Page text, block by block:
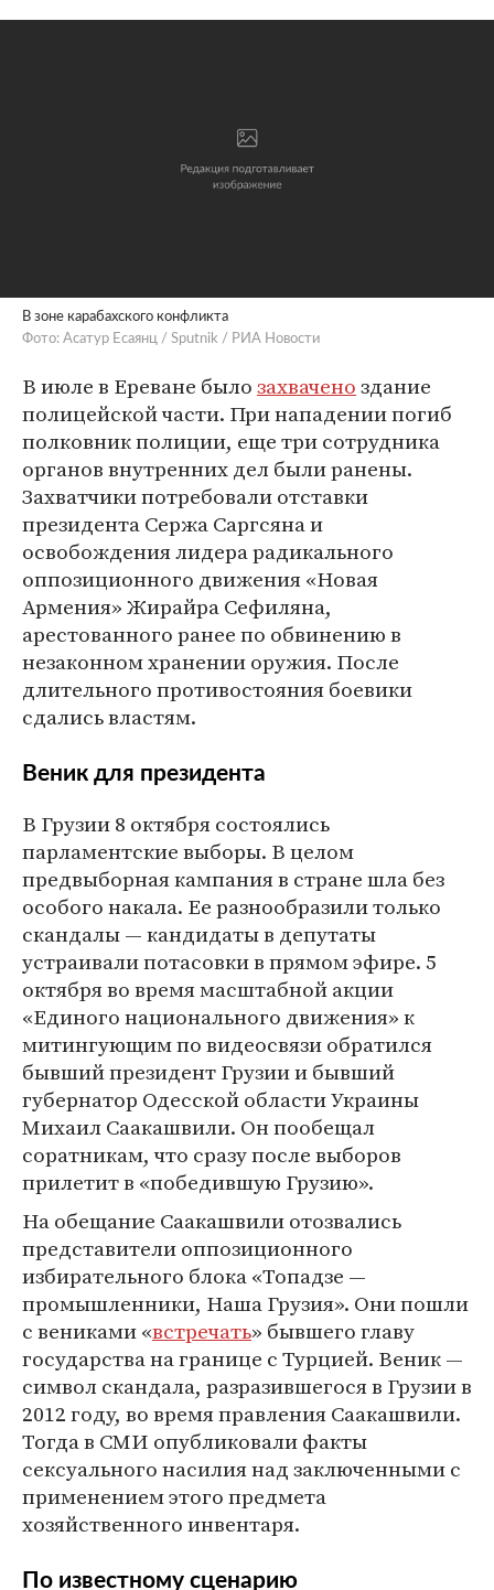
В зоне карабахского конфликта
Фото: Асатур Есаянц / Sputnik / РИА Новости
В июле в Ереване былозахваченоздание
полицейской части. При нападении погиб
полковник полиции, еще три сотрудника
органов внутренних дел были ранены.
Захватчики потребовали отставки
президента Сержа Саргсяна и
освобождения лидера радикального
оппозиционного движения «Новая
Армения» Жирайра Сефиляна,
арестованного ранее по обвинению в
незаконном хранении оружия. После
длительного противостояния боевики
сдались властям.
Веник для президента
В Грузии 8 октября состоялись
парламентские выборы. В целом
предвыборная кампания в стране шла без
особого накала. Ее разнообразили только
скандалы — кандидаты в депутаты
устраивали потасовки в прямом эфире. 5
октября во время масштабной акции
«Единого национального движения» к
митингующим по видеосвязи обратился
бывший президент Грузии и бывший
губернатор Одесской области Украины
Михаил Саакашвили. Он пообещал
соратникам, что сразу после выборов
прилетит в «победившую Грузию».
На обещание Саакашвили отозвались
представители оппозиционного
избирательного блока «Топадзе —
промышленники, Наша Грузия». Они пошли
с вениками «встречать» бывшего главу
государства на границе с Турцией. Веник —
символ скандала, разразившегося в Грузии в
2012 году, во время правления Саакашвили.
Тогда в СМИ опубликовали факты
сексуального насилия над заключенными с
применением этого предмета
хозяйственного инвентаря.
По известному сценарию